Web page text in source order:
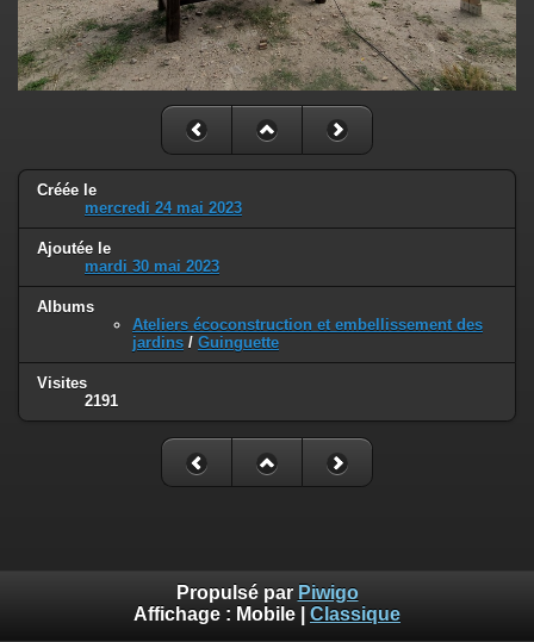
Créée le
mercredi 24 mai 2023
Ajoutée le
mardi 30 mai 2023
Albums
Ateliers écoconstruction et embellissement des
jardins / Guinguette
Visites
2191
Propulsé par Piwigo
Affichage : Mobile Classique